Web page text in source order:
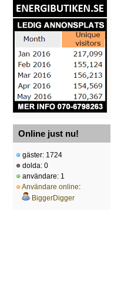
Online just nu!
gäster: 1724
dolda: 0
användare: 1
Användare online:
BiggerDigger